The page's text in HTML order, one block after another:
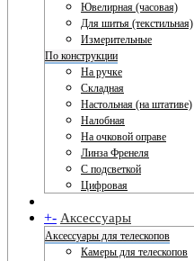
Ювелирная (часовая)
Для шитья (текстильная)
Измерительные
По конструкции
На ручке
Складная
Настольная (на штативе)
Налобная
На очковой оправе
Линза Френеля
С подсветкой
Цифровая
+- Аксессуары
Аксессуары для телескопов
Камеры для телескопов